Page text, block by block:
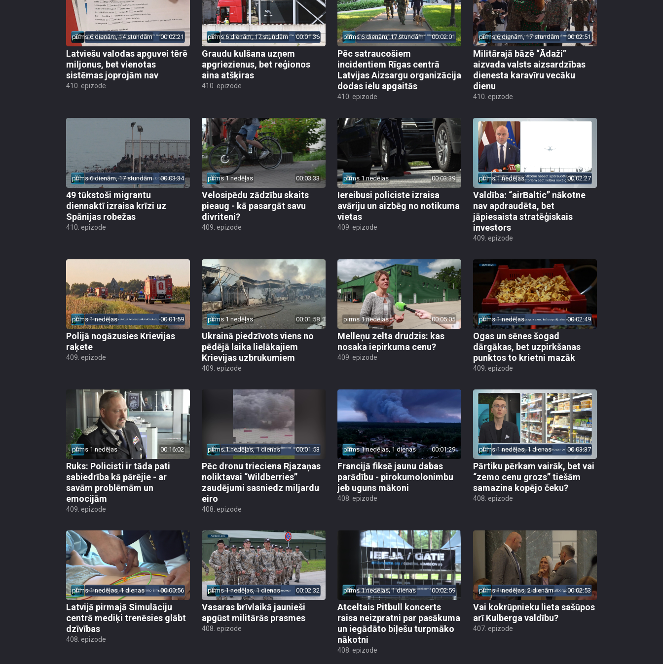
pirms 6 dienām, 14 stundām 00:02:21
Latviešu valodas apguvei tērē
miljonus, bet vienotas
sistēmas joprojām nav
410. epizode
pirms 6 dienām, 17 stundām 00:01:36
Graudu kulšana uzņem
apgriezienus, bet reģionos
aina atšķiras
410. epizode
pirms 6 dienām, 17 stundām 00:02:01
Pēc satraucošiem
incidentiem Rīgas centrā
Latvijas Aizsargu organizācija
dodas ielu apgaitās
410. epizode
pirms 6 dienām, 17 stundām 00:02:51
Militārajā bāzē “Ādaži”
aizvada valsts aizsardzības
dienesta karavīru vecāku
dienu
410. epizode
pirms 6 dienām, 17 stundām 00:03:34
49 tūkstoši migrantu
diennaktī izraisa krīzi uz
Spānijas robežas
410. epizode
pirms 1 nedēļas 00:03:33
Velosipēdu zādzību skaits
pieaug - kā pasargāt savu
divriteni?
409. epizode
pirms 1 nedēļas 00:03:39
Iereibusi policiste izraisa
avāriju un aizbēg no notikuma
vietas
409. epizode
pirms 1 nedēļas 00:02:27
Valdība: “airBaltic” nākotne
nav apdraudēta, bet
jāpiesaista stratēģiskais
investors
409. epizode
pirms 1 nedēļas 00:01:59
Polijā nogāzusies Krievijas
raķete
409. epizode
pirms 1 nedēļas 00:01:58
Ukrainā piedzīvots viens no
pēdējā laika lielākajiem
Krievijas uzbrukumiem
409. epizode
pirms 1 nedēļas 00:05:05
Melleņu zelta drudzis: kas
nosaka iepirkuma cenu?
409. epizode
pirms 1 nedēļas 00:02:49
Ogas un sēnes šogad
dārgākas, bet uzpirkšanas
punktos to krietni mazāk
409. epizode
pirms 1 nedēļas 00:16:02
Ruks: Policisti ir tāda pati
sabiedrība kā pārējie - ar
savām problēmām un
emocijām
409. epizode
pirms 1 nedēļas, 1 dienas 00:01:53
Pēc dronu trieciena Rjazaņas
noliktavai “Wildberries”
zaudējumi sasniedz miljardu
eiro
408. epizode
pirms 1 nedēļas, 1 dienas 00:01:29
Francijā fiksē jaunu dabas
parādību - pirokumolonimbu
jeb uguns mākoni
408. epizode
pirms 1 nedēļas, 1 dienas 00:03:37
Pārtiku pērkam vairāk, bet vai
“zemo cenu grozs” tiešām
samazina kopējo čeku?
408. epizode
pirms 1 nedēļas, 1 dienas 00:00:56
Latvijā pirmajā Simulāciju
centrā mediķi trenēsies glābt
dzīvības
408. epizode
pirms 1 nedēļas, 1 dienas 00:02:32
Vasaras brīvlaikā jaunieši
apgūst militārās prasmes
408. epizode
pirms 1 nedēļas, 1 dienas 00:02:59
Atceltais Pitbull koncerts
raisa neizpratni par pasākuma
un iegādāto biļešu turpmāko
nākotni
408. epizode
pirms 1 nedēļas, 2 dienām 00:02:53
Vai kokrūpnieku lieta sašūpos
arī Kulberga valdību?
407. epizode